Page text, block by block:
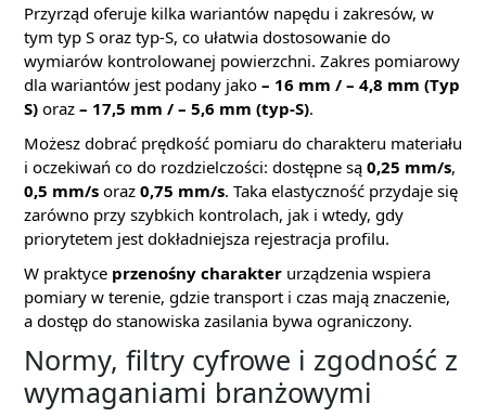
Przyrząd oferuje kilka wariantów napędu i zakresów, w
tym typ S oraz typ-S, co ułatwia dostosowanie do
wymiarów kontrolowanej powierzchni. Zakres pomiarowy
dla wariantów jest podany jako – 16 mm / – 4,8 mm (Typ
S) oraz – 17,5 mm / – 5,6 mm (typ-S).
Możesz dobrać prędkość pomiaru do charakteru materiału
i oczekiwań co do rozdzielczości: dostępne są 0,25 mm/s,
0,5 mm/s oraz 0,75 mm/s. Taka elastyczność przydaje się
zarówno przy szybkich kontrolach, jak i wtedy, gdy
priorytetem jest dokładniejsza rejestracja profilu.
W praktyce przenośny charakter urządzenia wspiera
pomiary w terenie, gdzie transport i czas mają znaczenie,
a dostęp do stanowiska zasilania bywa ograniczony.
Normy, filtry cyfrowe i zgodność z
wymaganiami branżowymi